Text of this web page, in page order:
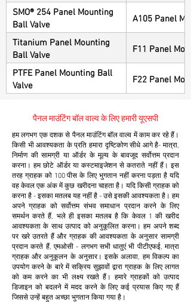
SMO® 254 Panel Mounting
Ball Valve
A105 Panel
Titanium Panel Mounting
Ball Valve
F11 Panel
PTFE Panel Mounting Ball
Valve
F22 Panel
पैनल माउंटिंग बॉल वाल्व के लिए हमारी यूएसपी
हम लगभग एक दशक से पैनल माउंटिंग बॉल वाल्व में काम कर रहे हैं।
किसी भी आवश्यकता के प्रति हमारा दृष्टिकोण सीधे आगे है- मात्रा,
निर्माण की सामग्री या ऑर्डर के मूल्य के बावजूद सर्वोत्तम प्रदान
करना। हम छोटे ऑर्डर या कस्टमाइजेशन से कतराते नहीं हैं। इस
तरह ग्राहक को 100 पीस के लिए भुगतान नहीं करना पड़ता है यदि
वह केवल एक अंक में कुछ खरीदना चाहता है। यदि किसी ग्राहक को
करना है - इसका मतलब यह नहीं है - उसे इसकी आवश्यकता है। हम
अपने ग्राहक को सर्वोत्तम संभव समाधान प्रदान करने के लिए
समर्थन करते हैं, भले ही इसका मतलब है कि केवल 1 की खरीद
आवश्यकता के साथ उत्पाद को अनुकूलित करना। हम अपने शब्द
पर खरे उतरते हैं और ग्राहक की आवश्यकता के अनुसार सामग्री
प्रदान करते हैं, एमओसी - लगभग सभी धातुएं भी पीटीएफई, मात्रा
ग्राहक और अनुकूलन के अनुसार। इसके अलावा, हम विकल्प का
उपयोग करने के बारे में सक्रिय सुझावों द्वारा ग्राहक के लिए लागत
को कम करने का भी लक्ष्य रखते हैं। हमारे ग्राहकों को उत्पाद
डिजाइन को बदलने में मदद करने के लिए कई प्रयास किए गए हैं
जिससे उन्हें बहुत अच्छा भुगतान किया गया है।